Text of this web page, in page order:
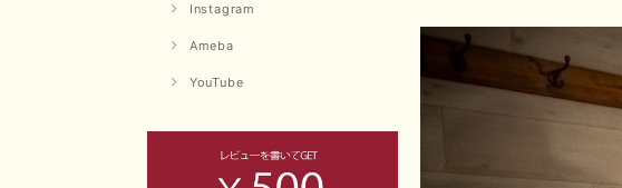
Instagram
Ameba
YouTube